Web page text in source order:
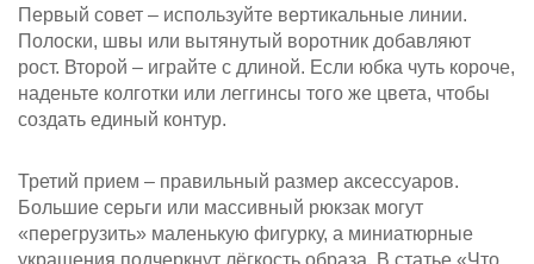
Первый совет – используйте вертикальные линии.
Полоски, швы или вытянутый воротник добавляют
рост. Второй – играйте с длиной. Если юбка чуть короче,
наденьте колготки или леггинсы того же цвета, чтобы
создать единый контур.
Третий прием – правильный размер аксессуаров.
Большие серьги или массивный рюкзак могут
«перегрузить» маленькую фигурку, а миниатюрные
украшения подчеркнут лёгкость образа. В статье «Что